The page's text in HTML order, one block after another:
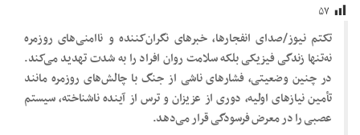
۵۷
تکتم نیوز/صدای انفجارها، خبرهای نگران‌کننده و ناامنی‌های روزمره
نه‌تنها زندگی فیزیکی بلکه سلامت روان افراد را به شدت تهدید می‌کند.
در چنین وضعیتی، فشارهای ناشی از جنگ با چالش‌های روزمره مانند
تأمین نیازهای اولیه، دوری از عزیزان و ترس از آینده ناشناخته، سیستم
عصبی را در معرض فرسودگی قرار می‌دهد.